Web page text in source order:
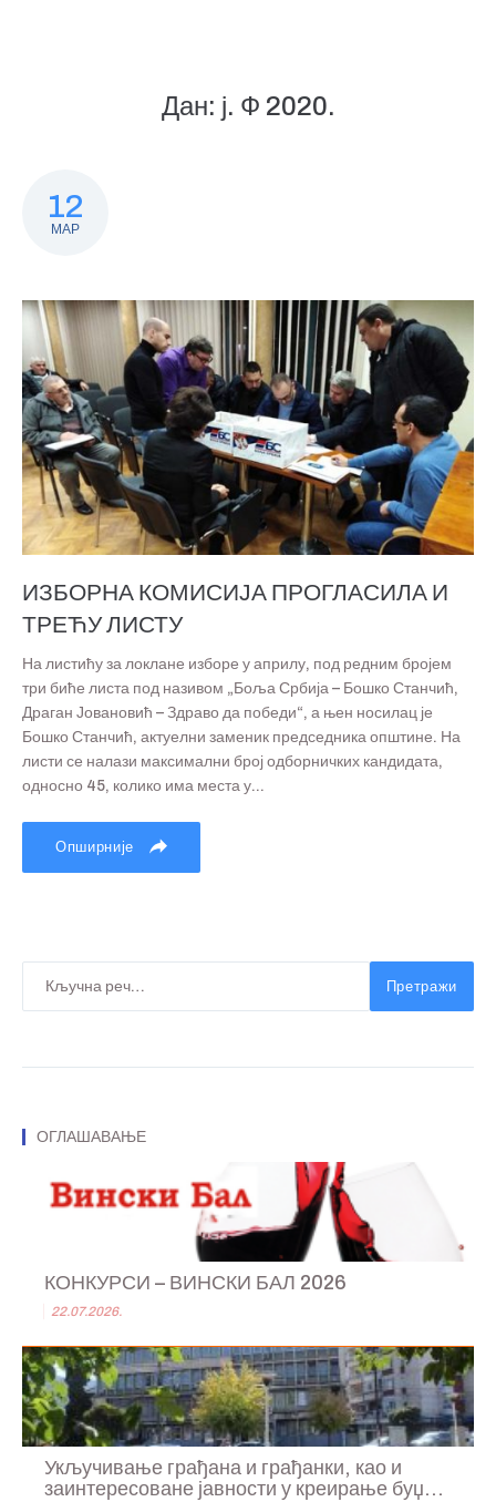
Дан: ј. Ф 2020.
12
МАР
ИЗБОРНА КОМИСИЈА ПРОГЛАСИЛА И
ТРЕЋУ ЛИСТУ
На листићу за локлане изборе у априлу, под редним бројем
три биће листа под називом „Боља Србија – Бошко Станчић,
Драган Јовановић – Здраво да победи“, а њен носилац је
Бошко Станчић, актуелни заменик председника општине. На
листи се налази максимални број одборничких кандидата,
односно 45, колико има места у...
Опширније
Претражи
ОГЛАШАВАЊЕ
КОНКУРСИ – ВИНСКИ БАЛ 2026
22.07.2026.
Укључивање грађана и грађанки, као и
заинтересоване јавности у креирање буџ...